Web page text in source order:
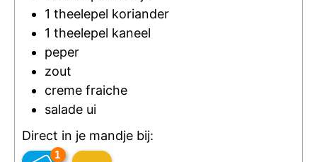
1 theelepel koriander
1 theelepel kaneel
peper
zout
creme fraiche
salade ui
Direct in je mandje bij:
1